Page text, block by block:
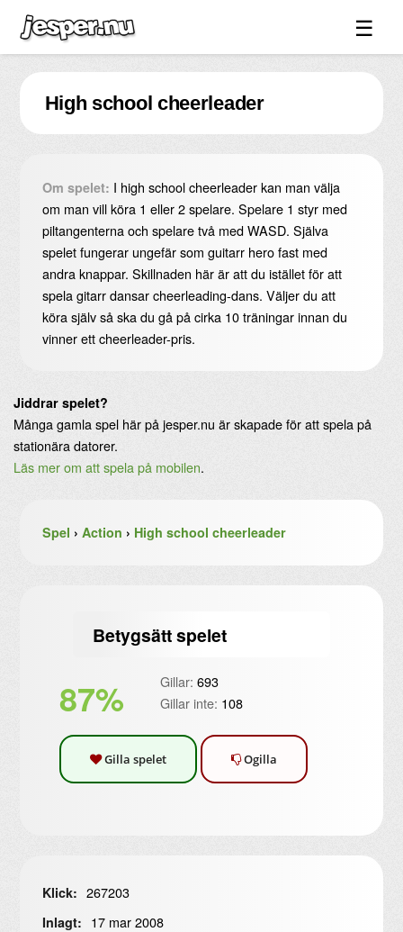
☰
Spel ↓
Bilder ↓
Forum ↓
Videos
Blandat ↓
Om sidan ↓
High school cheerleader
Om spelet: I high school cheerleader kan man välja
om man vill köra 1 eller 2 spelare. Spelare 1 styr med
piltangenterna och spelare två med WASD. Själva
spelet fungerar ungefär som guitarr hero fast med
andra knappar. Skillnaden här är att du istället för att
spela gitarr dansar cheerleading-dans. Väljer du att
köra själv så ska du gå på cirka 10 träningar innan du
vinner ett cheerleader-pris.
Jiddrar spelet?
Många gamla spel här på jesper.nu är skapade för att spela på
stationära datorer.
Läs mer om att spela på mobilen.
Spel › Action › High school cheerleader
Betygsätt spelet
87% Gillar: 693
Gillar inte: 108
Gilla spelet Ogilla
Klick: 267203
Inlagt: 17 mar 2008